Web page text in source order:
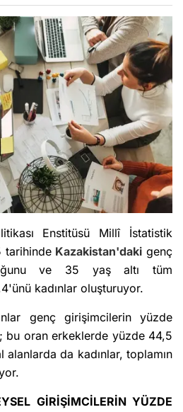
Enstitüsü Millî İstatistik
tarihinde Kazakistan'daki genç
ve 35 yaş altı tüm
kadınlar oluşturuyor.
genç girişimcilerin yüzde
bu oran erkeklerde yüzde 44,5
alanlarda da kadınlar, toplamın
GİRİŞİMCİLERİN YÜZDE